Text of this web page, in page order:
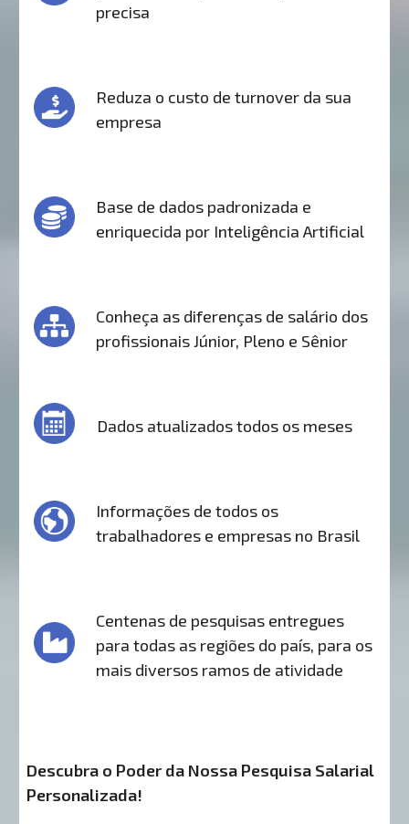
precisa
Reduza o custo de turnover da sua
empresa
Base de dados padronizada e
enriquecida por Inteligência Artificial
Conheça as diferenças de salário dos
profissionais Júnior, Pleno e Sênior
Dados atualizados todos os meses
Informações de todos os
trabalhadores e empresas no Brasil
Centenas de pesquisas entregues
para todas as regiões do país, para os
mais diversos ramos de atividade
Descubra o Poder da Nossa Pesquisa Salarial
Personalizada!